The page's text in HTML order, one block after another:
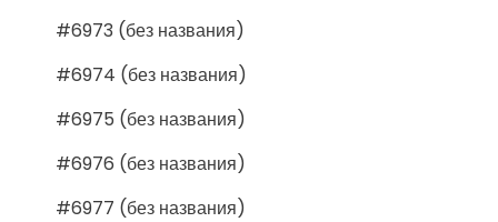
#6973 (без названия)
#6974 (без названия)
#6975 (без названия)
#6976 (без названия)
#6977 (без названия)